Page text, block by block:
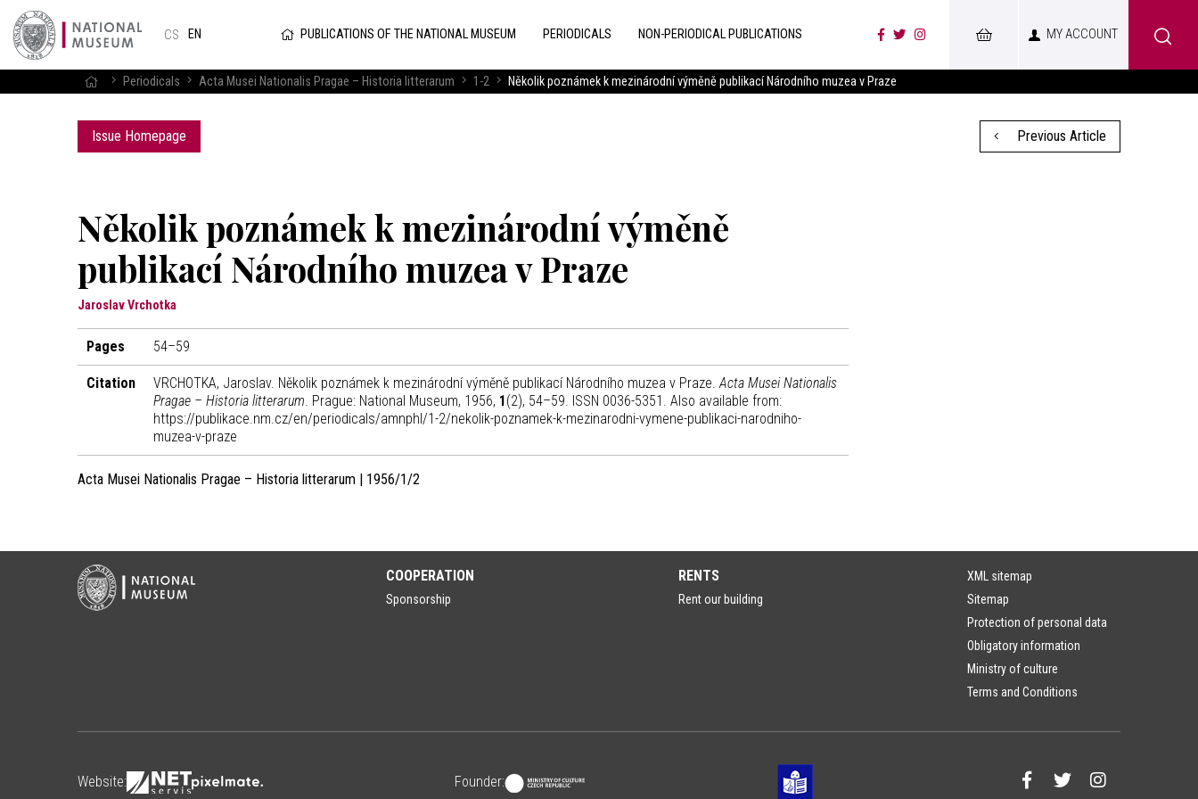
CS EN PUBLICATIONS OF THE NATIONAL MUSEUM PERIODICALS NON-PERIODICAL PUBLICATIONS MY ACCOUNT
Periodicals Acta Musei Nationalis Pragae – Historia litterarum 1-2 Několik poznámek k mezinárodní výměně publikací Národního muzea v Praze
Issue Homepage Previous Article
Několik poznámek k mezinárodní výměně
publikací Národního muzea v Praze
Jaroslav Vrchotka
Pages 54–59
Citation VRCHOTKA, Jaroslav. Několik poznámek k mezinárodní výměně publikací Národního muzea v Praze.Acta Musei Nationalis
Pragae – Historia litterarum. Prague: National Museum, 1956, 1(2), 54–59. ISSN 0036-5351. Also available from:
https://publikace.nm.cz/en/periodicals/amnphl/1-2/nekolik-poznamek-k-mezinarodni-vymene-publikaci-narodniho-
muzea-v-praze
Acta Musei Nationalis Pragae – Historia litterarum | 1956/1/2
COOPERATION
Sponsorship
RENTS
Rent our building
XML sitemap
Sitemap
Protection of personal data
Obligatory information
Ministry of culture
Terms and Conditions
Website: Founder: